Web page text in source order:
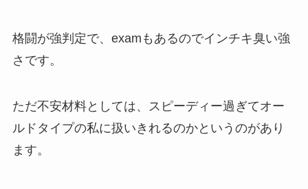
格闘が強判定で、examもあるのでインチキ臭い強
さです。
ただ不安材料としては、スピーディー過ぎてオー
ルドタイプの私に扱いきれるのかというのがあり
ます。